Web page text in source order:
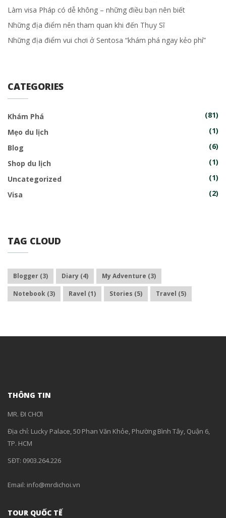
Làm visa Pháp có dễ không – những điều bạn nên biết
Những địa điểm nên tham quan khi đến Thụy Sĩ
Những địa điểm vui chơi ở Sentosa “khám phá ngay kẻo phí”
CATEGORIES
Khám Phá
(81)
Mẹo du lịch
(1)
Blog
(6)
Shop du lịch
(1)
Uncategorized
(1)
Visa
(2)
TAG CLOUD
Blogger (3) Diary (4) My Adventure (3)
Notebook (3) Ravel (1) Stories (5) Travel (5)
THÔNG TIN
MR. ĐI CHƠI
Địa chỉ: Lucky Palace, 50 Phan Văn Khỏe, Phường Bình Tây, Quận 6,
TP. HCM
SĐT: 0903.264.226
Email: info@mrdichoi.vn
TOUR QUỐC TẾ